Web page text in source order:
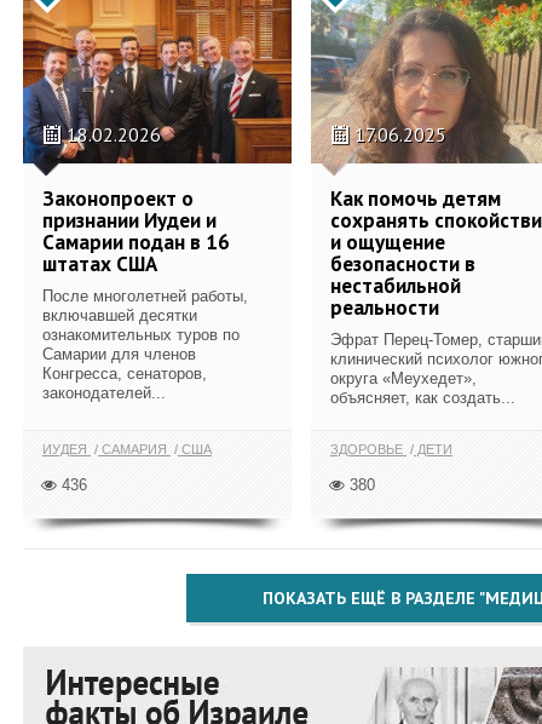
18.02.2026
Законопроект о
признании Иудеи и
Самарии подан в 16
штатах США
После многолетней работы,
включавшей десятки
ознакомительных туров по
Самарии для членов
Конгресса, сенаторов,
законодателей...
ИУДЕЯ САМАРИЯ США
436
17.06.2025
Как помочь детям
сохранять
и ощущение
безопасности в
нестабильной
реальности
Эфрат Перец-Томер,
клинический психолог
округа «Меухедет»,
объясняет, как создать...
ЗДОРОВЬЕ ДЕТИ
380
ПОКАЗАТЬ ЕЩЁ В РАЗДЕЛЕ